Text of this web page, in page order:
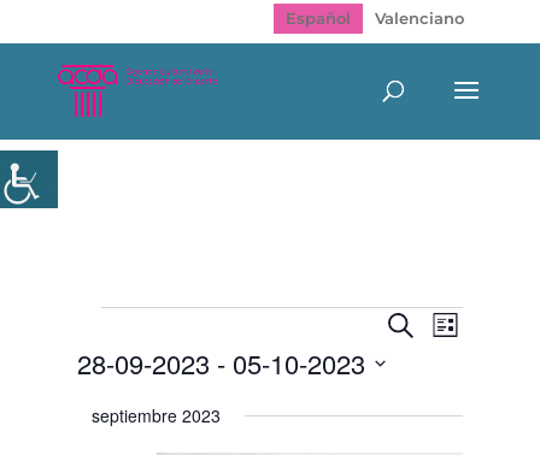
Español Valenciano
Navegación
de
búsqueda
vistas
Buscar
de
Lista
28-09-2023 - 05-10-2023
septiembre 2023